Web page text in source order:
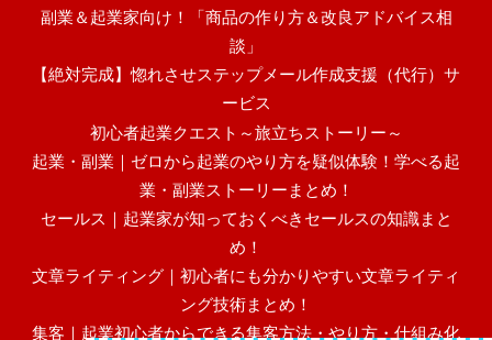
副業＆起業家向け！「商品の作り方＆改良アドバイス相
談」
【絶対完成】惚れさせステップメール作成支援（代行）サ
ービス
初心者起業クエスト～旅立ちストーリー～
起業・副業｜ゼロから起業のやり方を疑似体験！学べる起
業・副業ストーリーまとめ！
セールス｜起業家が知っておくべきセールスの知識まと
め！
文章ライティング｜初心者にも分かりやすい文章ライティ
ング技術まとめ！
集客｜起業初心者からできる集客方法・やり方・仕組み化